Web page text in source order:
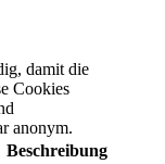
damit die
Cookies
anonym.
Beschreibung